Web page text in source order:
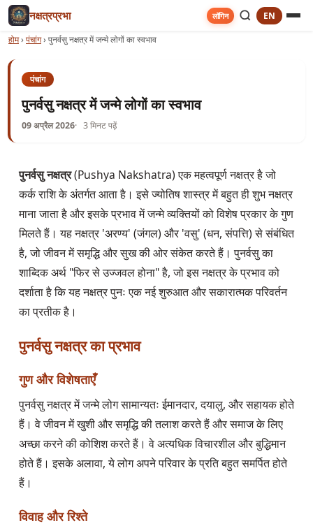
नक्षत्रप्रभा लॉगिन EN
होम›पंचांग›पुनर्वसु नक्षत्र में जन्मे लोगों का स्वभाव
पंचांग
पुनर्वसु नक्षत्र में जन्मे लोगों का स्वभाव
09 अप्रैल 2026 3 मिनट पढ़ें
पुनर्वसु नक्षत्र(Pushya Nakshatra) एक महत्वपूर्ण नक्षत्र है जो
कर्क राशि के अंतर्गत आता है। इसे ज्योतिष शास्त्र में बहुत ही शुभ नक्षत्र
माना जाता है और इसके प्रभाव में जन्मे व्यक्तियों को विशेष प्रकार के गुण
मिलते हैं। यह नक्षत्र 'अरण्य' (जंगल) और 'वसु' (धन, संपत्ति) से संबंधित
है, जो जीवन में समृद्धि और सुख की ओर संकेत करते हैं। पुनर्वसु का
शाब्दिक अर्थ "फिर से उज्जवल होना" है, जो इस नक्षत्र के प्रभाव को
दर्शाता है कि यह नक्षत्र पुनः एक नई शुरुआत और सकारात्मक परिवर्तन
का प्रतीक है।
पुनर्वसु नक्षत्र का प्रभाव
गुण और विशेषताएँ
पुनर्वसु नक्षत्र में जन्मे लोग सामान्यतः ईमानदार, दयालु, और सहायक होते
हैं। वे जीवन में खुशी और समृद्धि की तलाश करते हैं और समाज के लिए
अच्छा करने की कोशिश करते हैं। वे अत्यधिक विचारशील और बुद्धिमान
होते हैं। इसके अलावा, ये लोग अपने परिवार के प्रति बहुत समर्पित होते
हैं।
विवाह और रिश्ते